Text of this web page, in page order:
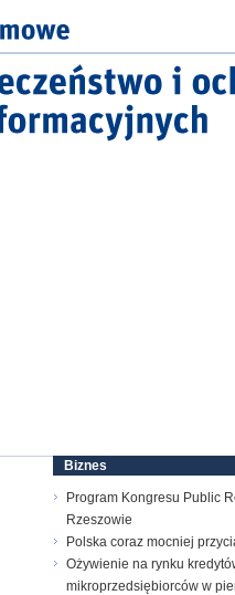
Biznes
Program Kongresu Public
Rzeszowie
Polska coraz mocniej
Ożywienie na rynku
mikroprzedsiębiorców w